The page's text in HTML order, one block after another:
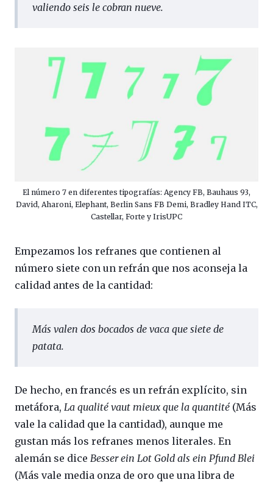
valiendo seis le cobran nueve.
El número 7 en diferentes tipografías: Agency FB, Bauhaus 93,
David, Aharoni, Elephant, Berlin Sans FB Demi, Bradley Hand ITC,
Castellar, Forte y IrisUPC
Empezamos los refranes que contienen al
número siete con un refrán que nos aconseja la
calidad antes de la cantidad:
Más valen dos bocados de vaca que siete de
patata.
De hecho, en francés es un refrán explícito, sin
metáfora, La qualité vaut mieux que la quantité(Más
vale la calidad que la cantidad), aunque me
gustan más los refranes menos literales. En
alemán se dice Besser ein Lot Gold als ein Pfund Blei
(Más vale media onza de oro que una libra de